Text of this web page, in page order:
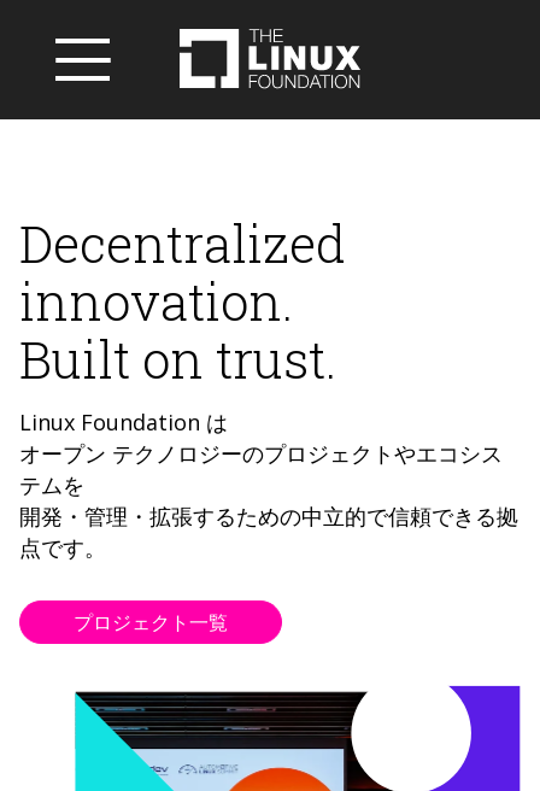
Decentralized
innovation.
Built on trust.
Linux Foundation は
オープン テクノロジーのプロジェクトやエコシス
テムを
開発・管理・拡張するための中立的で信頼できる拠
点です。
プロジェクト一覧